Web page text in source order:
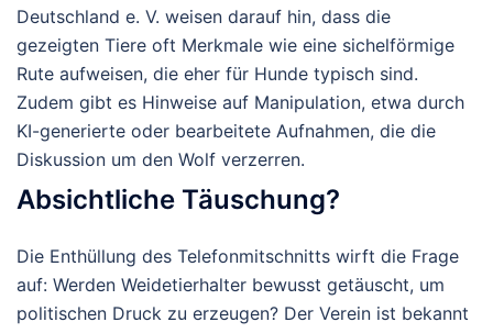
Deutschland e. V. weisen darauf hin, dass die
gezeigten Tiere oft Merkmale wie eine sichelförmige
Rute aufweisen, die eher für Hunde typisch sind.
Zudem gibt es Hinweise auf Manipulation, etwa durch
KI-generierte oder bearbeitete Aufnahmen, die die
Diskussion um den Wolf verzerren.
Absichtliche Täuschung?
Die Enthüllung des Telefonmitschnitts wirft die Frage
auf: Werden Weidetierhalter bewusst getäuscht, um
politischen Druck zu erzeugen? Der Verein ist bekannt